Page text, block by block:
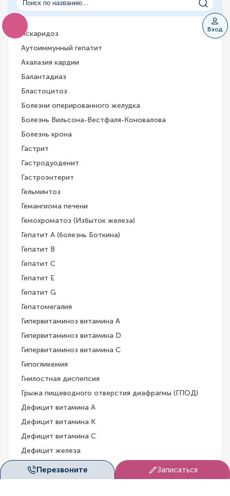
Вход
Перезвоните Записаться
Аскаридоз
Аутоиммунный гепатит
Ахалазия кардии
Балантадиаз
Бластоцитоз
Болезни оперированного желудка
Болезнь Вильсона-Вестфаля-Коновалова
Болезнь крона
Гастрит
Гастродуоденит
Гастроэнтерит
Гельминтоз
Гемангиома печени
Гемохроматоз (Избыток железа)
Гепатит A (болезнь Боткина)
Гепатит B
Гепатит C
Гепатит E
Гепатит G
Гепатомегалия
Гипервитаминоз витамина A
Гипервитаминоз витамина D
Гипервитаминоз витамина С
Гипогликемия
Гнилостная диспепсия
Грыжа пищеводного отверстия диафрагмы (ГПОД)
Дефицит витамина А
Дефицит витамина К
Дефицит витамина С
Дефицит железа
Дефицит цинка
Диарея при беременности